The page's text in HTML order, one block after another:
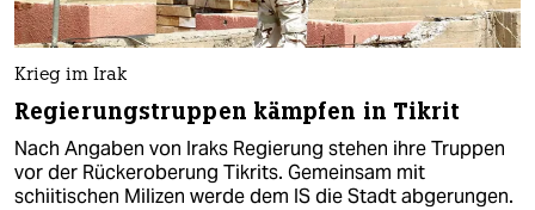
Krieg im Irak
Regierungstruppen kämpfen in Tikrit
Nach Angaben von Iraks Regierung stehen ihre Truppen
vor der Rückeroberung Tikrits. Gemeinsam mit
schiitischen Milizen werde dem IS die Stadt abgerungen.